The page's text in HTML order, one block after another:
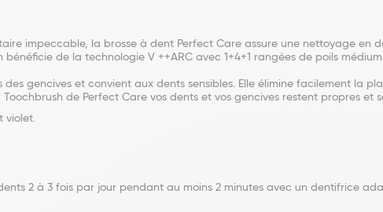
impeccable, la brosse à dent Perfect Care assure une nettoyage en
bénéficie de la technologie V ++ARC avec 1+4+1 rangées de poils
des gencives et convient aux dents sensibles. Elle élimine facilement la
de Perfect Care vos dents et vos gencives restent propres et
violet.
2 à 3 fois par jour pendant au moins 2 minutes avec un dentifrice